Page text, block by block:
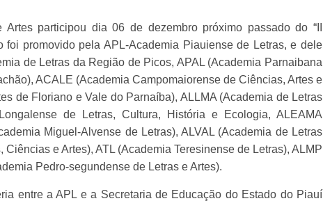
participou dia 06 de dezembro próximo passado do “II
foi promovido pela APL-Academia Piauiense de Letras, e dele
de Letras da Região de Picos, APAL (Academia Parnaibana
ACALE (Academia Campomaiorense de Ciências, Artes e
de Floriano e Vale do Parnaíba), ALLMA (Academia de Letras
de Letras, Cultura, História e Ecologia, ALEAMA
Miguel-Alvense de Letras), ALVAL (Academia de Letras
e Artes), ATL (Academia Teresinense de Letras), ALMP
Pedro-segundense de Letras e Artes).
entre a APL e a Secretaria de Educação do Estado do Piauí